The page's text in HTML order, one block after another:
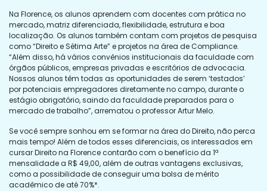
Na Florence, os alunos aprendem com docentes com prática no
mercado, matriz diferenciada, flexibilidade, estrutura e boa
localização. Os alunos também contam com projetos de pesquisa
como “Direito e Sétima Arte” e projetos na área de Compliance.
“Além disso, há vários convênios institucionais da faculdade com
órgãos públicos, empresas privadas e escritórios de advocacia.
Nossos alunos têm todas as oportunidades de serem ‘testados’
por potenciais empregadores diretamente no campo, durante o
estágio obrigatório, saindo da faculdade preparados para o
mercado de trabalho”, arrematou o professor Artur Melo.
Se você sempre sonhou em se formar na área do Direito, não perca
mais tempo! Além de todos esses diferenciais, os interessados em
cursar Direito na Florence contarão com o benefício da 1ª
mensalidade a R$ 49,00, além de outras vantagens exclusivas,
como a possibilidade de conseguir uma bolsa de mérito
acadêmico de até 70%*.